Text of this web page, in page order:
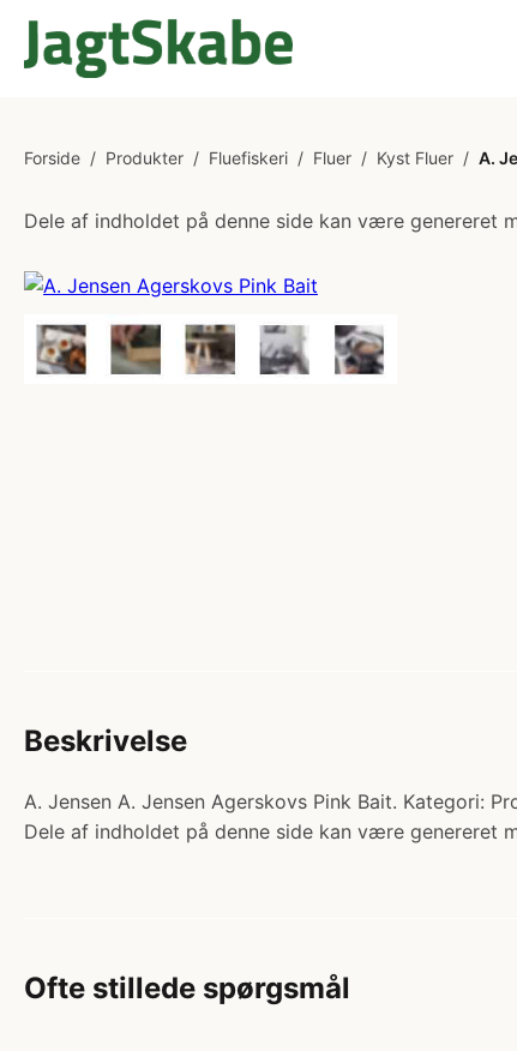
Forside / Produkter / Fluefiskeri / Fluer / Kyst Fluer / A.
Dele af indholdet på denne side kan være genereret
Beskrivelse
A. Jensen A. Jensen Agerskovs Pink Bait. Kategori:
Dele af indholdet på denne side kan være genereret
Ofte stillede spørgsmål